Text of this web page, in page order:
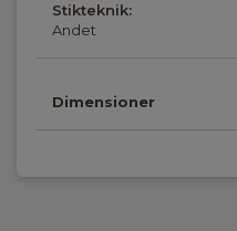
Stikteknik:
Andet
Dimensioner